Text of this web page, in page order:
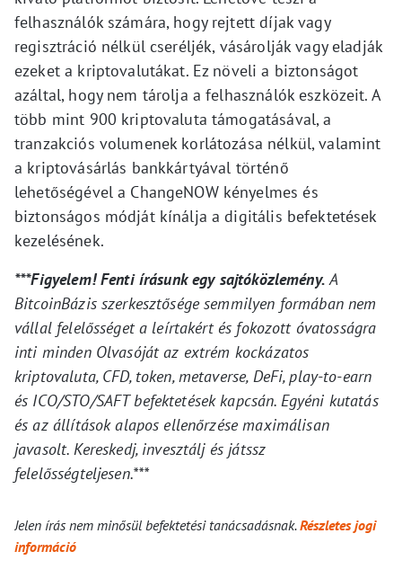
felhasználók számára, hogy rejtett díjak vagy
regisztráció nélkül cseréljék, vásárolják vagy eladják
ezeket a kriptovalutákat. Ez növeli a biztonságot
azáltal, hogy nem tárolja a felhasználók eszközeit. A
több mint 900 kriptovaluta támogatásával, a
tranzakciós volumenek korlátozása nélkül, valamint
a kriptovásárlás bankkártyával történő
lehetőségével a ChangeNOW kényelmes és
biztonságos módját kínálja a digitális befektetések
kezelésének.
***Figyelem! Fenti írásunk egy sajtóközlemény.A
BitcoinBázis szerkesztősége semmilyen formában nem
vállal felelősséget a leírtakért és fokozott óvatosságra
inti minden Olvasóját az extrém kockázatos
kriptovaluta, CFD, token, metaverse, DeFi, play-to-earn
és ICO/STO/SAFT befektetések kapcsán. Egyéni kutatás
és az állítások alapos ellenőrzése maximálisan
javasolt. Kereskedj, invesztálj és játssz
felelősségteljesen.***
Jelen írás nem minősül befektetési tanácsadásnak.Részletes jogi
információ